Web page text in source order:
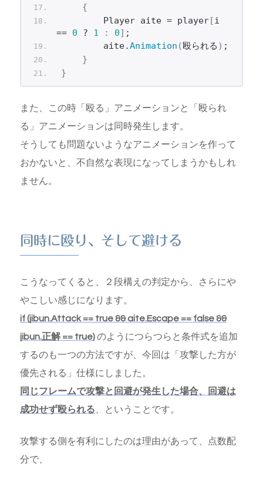
{
        Player aite = player
[i
== 0 ? 1 : 0] ;
        aite.
Animation (殴られる ) ;
}
}
また、この時「殴る」アニメーションと「殴られ
る」アニメーションは同時発生します。
そうしても問題ないようなアニメーションを作って
おかないと、不自然な表現になってしまうかもしれ
ません。
同時に殴り、そして避ける
こうなってくると、２段構えの判定から、さらにや
やこしい感じになります。
if (jibun.Attack == true && aite.Escape == false &&
jibun.正解 == true)のようにつらつらと条件式を追加
するのも一つの方法ですが、今回は「攻撃した方が
優先される」仕様にしました。
同じフレームで攻撃と回避が発生した場合、回避は
成功せず殴られる 、ということです。
攻撃する側を有利にしたのは理由があって、点数配
分で、